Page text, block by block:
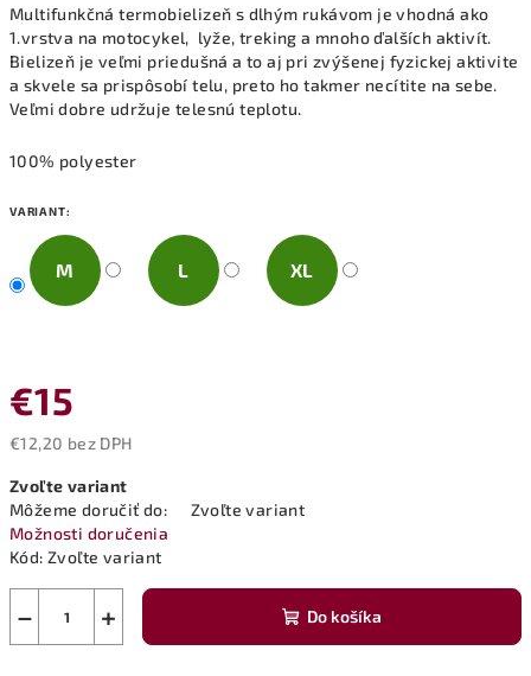
Multifunkčná termobielizeň s dlhým rukávom je vhodná ako
1.vrstva na motocykel, lyže, treking a mnoho ďalších aktivít.
Bielizeň je veľmi priedušná a to aj pri zvýšenej fyzickej aktivite
a skvele sa prispôsobí telu, preto ho takmer necítite na sebe.
Veľmi dobre udržuje telesnú teplotu.
100% polyester
VARIANT:
M L XL
€15
€12,20 bez DPH
cena:
Zvoľte variant
Môžeme doručiť do:
Zvoľte variant
Možnosti doručenia
Kód: Zvoľte variant
+
− Do košíka